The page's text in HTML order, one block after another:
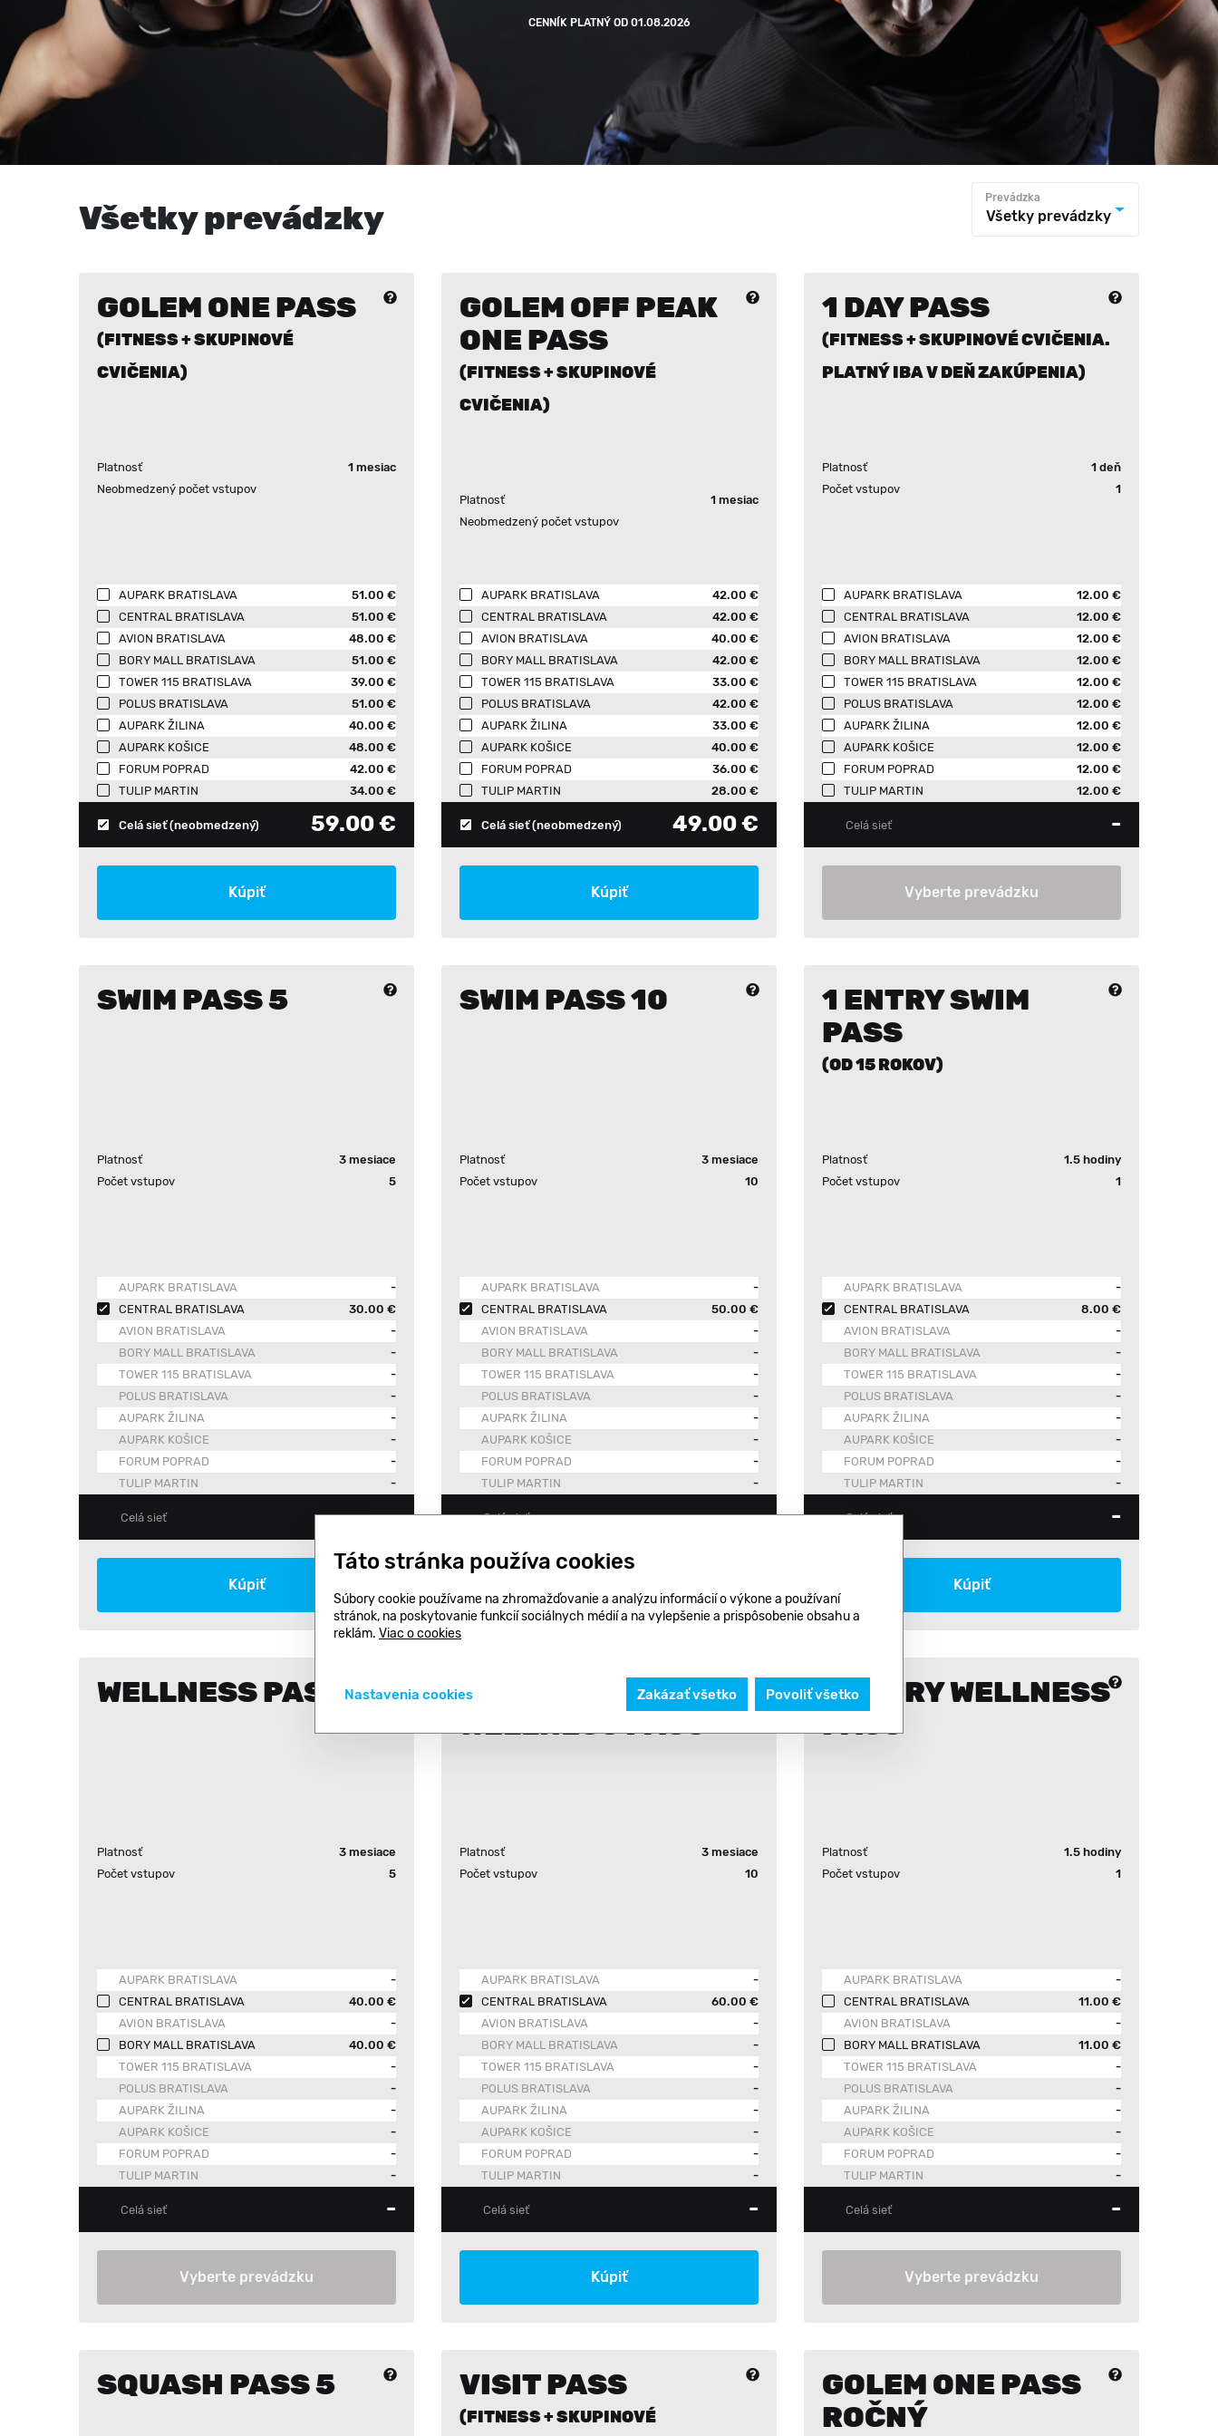
Core&ABS
CENNÍK PLATNÝ OD 01.08.2026
Všetky prevádzky Všetky prevádzky
Prevádzka
GOLEM ONE PASS
(FITNESS + SKUPINOVÉ
CVIČENIA)
Platnosť
1 mesiac
Neobmedzený počet vstupov
AUPARK BRATISLAVA
51.00 €
CENTRAL BRATISLAVA
51.00 €
AVION BRATISLAVA
48.00 €
BORY MALL BRATISLAVA
51.00 €
TOWER 115 BRATISLAVA
39.00 €
POLUS BRATISLAVA
51.00 €
AUPARK ŽILINA
40.00 €
AUPARK KOŠICE
48.00 €
FORUM POPRAD
42.00 €
TULIP MARTIN
34.00 €
Celá sieť(neobmedzený) 59.00 €
Kúpiť
GOLEM OFF PEAK
ONE PASS
(FITNESS + SKUPINOVÉ
CVIČENIA)
Platnosť
1 mesiac
Neobmedzený počet vstupov
AUPARK BRATISLAVA
42.00 €
CENTRAL BRATISLAVA
42.00 €
AVION BRATISLAVA
40.00 €
BORY MALL BRATISLAVA
42.00 €
TOWER 115 BRATISLAVA
33.00 €
POLUS BRATISLAVA
42.00 €
AUPARK ŽILINA
33.00 €
AUPARK KOŠICE
40.00 €
FORUM POPRAD
36.00 €
TULIP MARTIN
28.00 €
Celá sieť(neobmedzený) 49.00 €
Kúpiť
1 DAY PASS
(FITNESS + SKUPINOVÉ CVIČENIA.
PLATNÝ IBA V DEŇ ZAKÚPENIA)
Platnosť
1 deň
Počet vstupov
1
AUPARK BRATISLAVA
12.00 €
CENTRAL BRATISLAVA
12.00 €
AVION BRATISLAVA
12.00 €
BORY MALL BRATISLAVA
12.00 €
TOWER 115 BRATISLAVA
12.00 €
POLUS BRATISLAVA
12.00 €
AUPARK ŽILINA
12.00 €
AUPARK KOŠICE
12.00 €
FORUM POPRAD
12.00 €
TULIP MARTIN
12.00 €
Celá sieť -
Vyberte prevádzku
SWIM PASS 5
Platnosť
3 mesiace
Počet vstupov
5
AUPARK BRATISLAVA
-
CENTRAL BRATISLAVA
30.00 €
AVION BRATISLAVA
-
BORY MALL BRATISLAVA
-
TOWER 115 BRATISLAVA
-
POLUS BRATISLAVA
-
AUPARK ŽILINA
-
AUPARK KOŠICE
-
FORUM POPRAD
-
TULIP MARTIN
-
Celá sieť -
Kúpiť
SWIM PASS 10
Platnosť
3 mesiace
Počet vstupov
10
AUPARK BRATISLAVA
-
CENTRAL BRATISLAVA
50.00 €
AVION BRATISLAVA
-
BORY MALL BRATISLAVA
-
TOWER 115 BRATISLAVA
-
POLUS BRATISLAVA
-
AUPARK ŽILINA
-
AUPARK KOŠICE
-
FORUM POPRAD
-
TULIP MARTIN
-
Celá sieť -
1 ENTRY SWIM
PASS
(OD 15 ROKOV)
Platnosť
1.5 hodiny
Počet vstupov
1
AUPARK BRATISLAVA
-
CENTRAL BRATISLAVA
8.00 €
AVION BRATISLAVA
-
BORY MALL BRATISLAVA
-
TOWER 115 BRATISLAVA
-
POLUS BRATISLAVA
-
AUPARK ŽILINA
-
AUPARK KOŠICE
-
FORUM POPRAD
-
TULIP MARTIN
-
Celá sieť -
Kúpiť
WELLNESS PASS 5
Platnosť
3 mesiace
Počet vstupov
5
AUPARK BRATISLAVA
-
CENTRAL BRATISLAVA
40.00 €
AVION BRATISLAVA
-
BORY MALL BRATISLAVA
40.00 €
TOWER 115 BRATISLAVA
-
POLUS BRATISLAVA
-
AUPARK ŽILINA
-
AUPARK KOŠICE
-
FORUM POPRAD
-
TULIP MARTIN
-
Celá sieť -
Vyberte prevádzku
5 SWIM + 5
WELLNESS PASS
Platnosť
3 mesiace
Počet vstupov
10
AUPARK BRATISLAVA
-
CENTRAL BRATISLAVA
60.00 €
AVION BRATISLAVA
-
BORY MALL BRATISLAVA
-
TOWER 115 BRATISLAVA
-
POLUS BRATISLAVA
-
AUPARK ŽILINA
-
AUPARK KOŠICE
-
FORUM POPRAD
-
TULIP MARTIN
-
Celá sieť -
Kúpiť
1 ENTRY WELLNESS
PASS
Platnosť
1.5 hodiny
Počet vstupov
1
AUPARK BRATISLAVA
-
CENTRAL BRATISLAVA
11.00 €
AVION BRATISLAVA
-
BORY MALL BRATISLAVA
11.00 €
TOWER 115 BRATISLAVA
-
POLUS BRATISLAVA
-
AUPARK ŽILINA
-
AUPARK KOŠICE
-
FORUM POPRAD
-
TULIP MARTIN
-
Celá sieť -
Vyberte prevádzku
SQUASH PASS 5 VISIT PASS
(FITNESS + SKUPINOVÉ
GOLEM ONE PASS
ROČNÝ
Táto stránka používa cookies
Súbory cookie používame na zhromažďovanie a analýzu informácií o výkone a používaní
stránok, na poskytovanie funkcií sociálnych médií a na vylepšenie a prispôsobenie obsahu a
reklám. Viac o cookies
Nastavenia cookies Zakázať všetko Povoliť všetko